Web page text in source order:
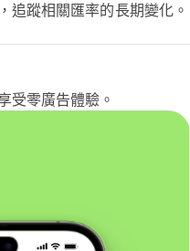
追蹤相關匯率的長期變化。
受零廣告體驗。